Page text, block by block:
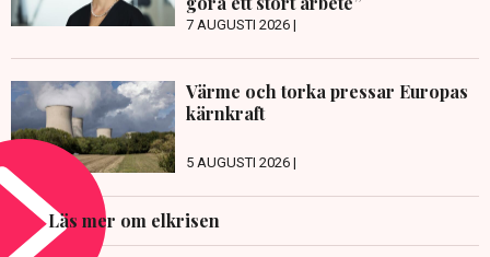
7 AUGUSTI 2026 |
Värme och torka pressar Europas
kärnkraft
5 AUGUSTI 2026 |
Läs mer om elkrisen